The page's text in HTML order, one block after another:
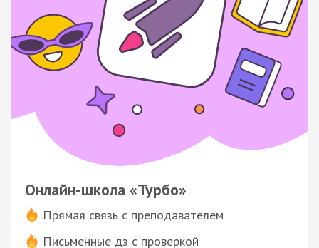
Онлайн-школа «Турбо»
Прямая связь с преподавателем
Письменные дз с проверкой